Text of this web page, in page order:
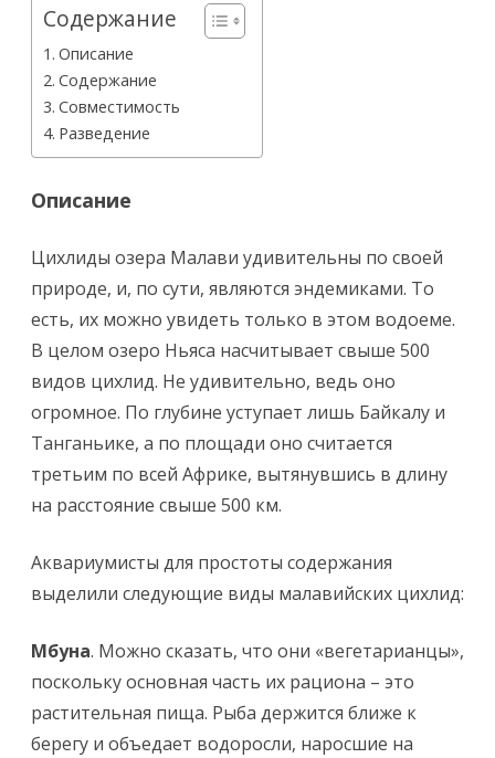
Содержание
Описание
Содержание
Совместимость
Разведение
Описание
Цихлиды озера Малави удивительны по своей
природе, и, по сути, являются эндемиками. То
есть, их можно увидеть только в этом водоеме.
В целом озеро Ньяса насчитывает свыше 500
видов цихлид. Не удивительно, ведь оно
огромное. По глубине уступает лишь Байкалу и
Танганьике, а по площади оно считается
третьим по всей Африке, вытянувшись в длину
на расстояние свыше 500 км.
Аквариумисты для простоты содержания
выделили следующие виды малавийских цихлид:
Мбуна. Можно сказать, что они «вегетарианцы»,
поскольку основная часть их рациона – это
растительная пища. Рыба держится ближе к
берегу и объедает водоросли, наросшие на